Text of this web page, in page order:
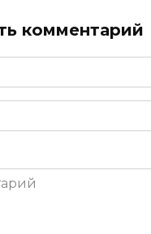
комментарий